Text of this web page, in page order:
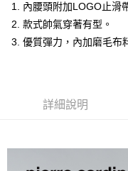
全家取貨付款
每筆NT$60，滿
萊爾富取貨付款
1. 內腰頭附加LOGO止滑
2. 款式帥氣穿著有型。
3. 優質彈力，內加磨毛布
詳細說明